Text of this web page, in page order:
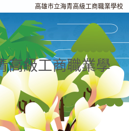
高雄市立海青高級工商職業學校
高級工商職業學